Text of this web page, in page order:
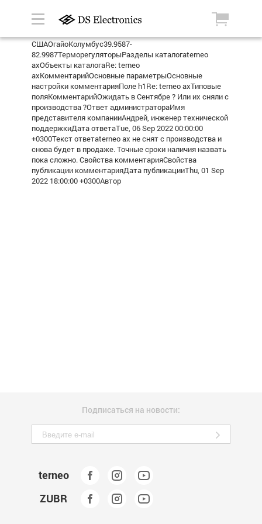
СШАОгайоКолумбус39.9587-
82.9987ТерморегуляторыРазделы каталогаterneo
axОбъекты каталогаRe: terneo
axКомментарийОсновные параметрыОсновные
настройки комментарияПоле h1Re: terneo axТиповые
поляКомментарийОжидать в Сентябре ? Или их сняли с
производства ?Ответ администратораИмя
представителя компанииАндрей, инженер технической
поддержкиДата ответаTue, 06 Sep 2022 00:00:00
+0300Текст ответаterneo ax не снят с производства и
снова будет в продаже. Точные сроки наличия назвать
пока сложно. Свойства комментарияСвойства
публикации комментарияДата публикацииThu, 01 Sep
2022 18:00:00 +0300Автор
Подписаться на новости:
terneo
ZUBR